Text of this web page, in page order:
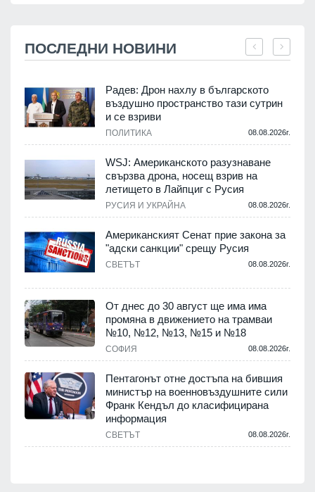
ПОСЛЕДНИ НОВИНИ
Радев: Дрон нахлу в българското
въздушно пространство тази сутрин
и се взриви
ПОЛИТИКА 08.08.2026г.
WSJ: Американското разузнаване
свързва дрона, носещ взрив на
летището в Лайпциг с Русия
РУСИЯ И УКРАЙНА 08.08.2026г.
Американският Сенат прие закона за
"адски санкции" срещу Русия
СВЕТЪТ 08.08.2026г.
От днес до 30 август ще има има
промяна в движението на трамваи
№10, №12, №13, №15 и №18
СОФИЯ 08.08.2026г.
Пентагонът отне достъпа на бившия
министър на военновъздушните сили
Франк Кендъл до класифицирана
информация
СВЕТЪТ 08.08.2026г.